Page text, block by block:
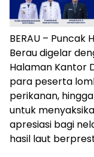
BERAU –
Berau digelar
Halaman Kantor
para peserta
perikanan,
untuk
apresiasi bagi
hasil laut